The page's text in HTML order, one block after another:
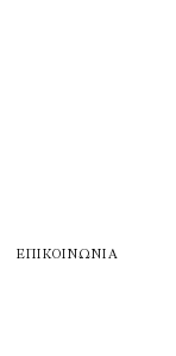
ΕΠΙΚΟΙΝΩΝΊΑ